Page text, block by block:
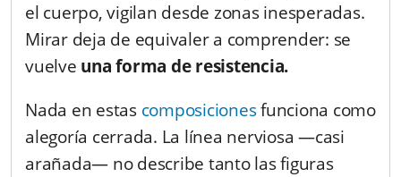
el cuerpo, vigilan desde zonas inesperadas.
Mirar deja de equivaler a comprender: se
vuelve una forma de resistencia.
Nada en estas composicionesfunciona como
alegoría cerrada. La línea nerviosa —casi
arañada— no describe tanto las figuras